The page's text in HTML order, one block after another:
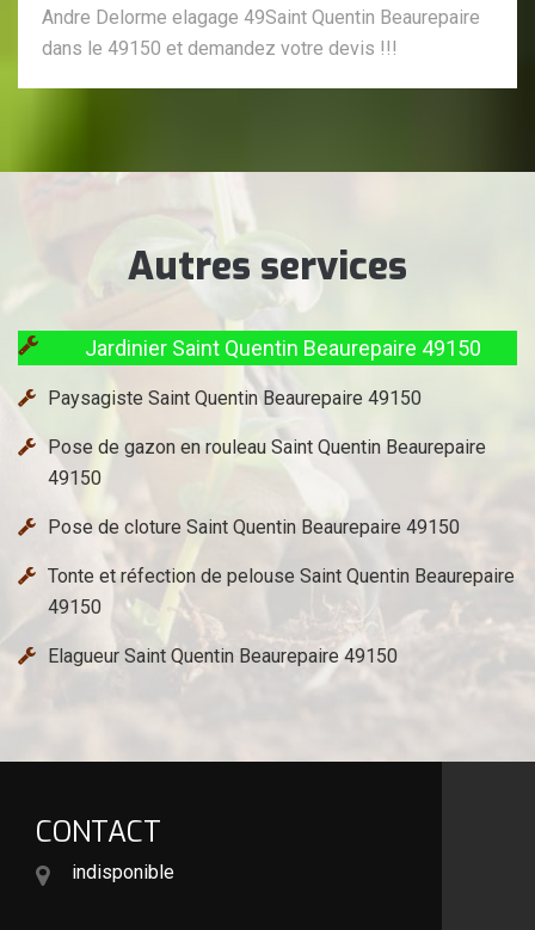
Andre Delorme elagage 49Saint Quentin Beaurepaire
dans le 49150 et demandez votre devis !!!
Autres services
Jardinier Saint Quentin Beaurepaire 49150
Paysagiste Saint Quentin Beaurepaire 49150
Pose de gazon en rouleau Saint Quentin Beaurepaire
49150
Pose de cloture Saint Quentin Beaurepaire 49150
Tonte et réfection de pelouse Saint Quentin Beaurepaire
49150
Elagueur Saint Quentin Beaurepaire 49150
CONTACT
indisponible